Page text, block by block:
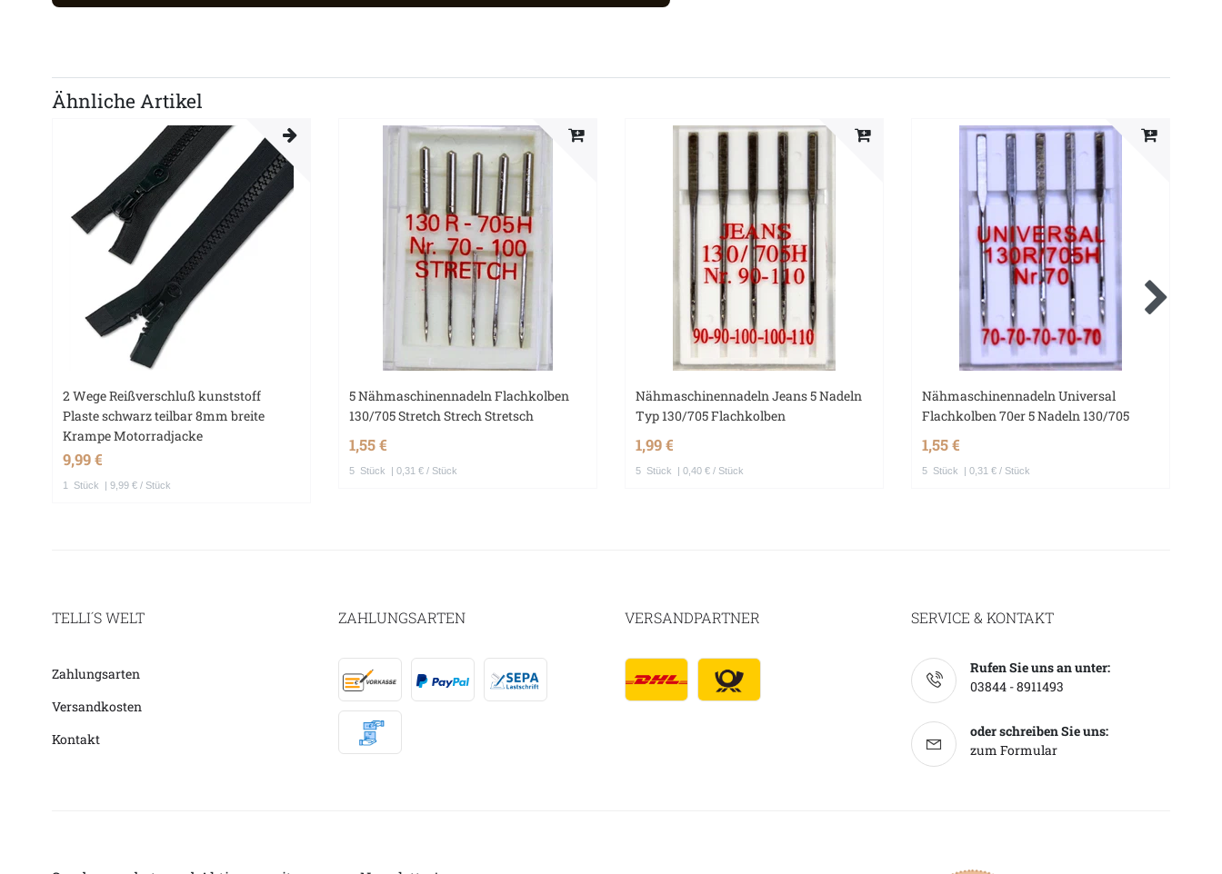
Ähnliche Artikel
2 Wege Reißverschluß kunststoff
Plaste schwarz teilbar 8mm breite
Krampe Motorradjacke
9,99 €
1 Stück | 9,99 € / Stück
5 Nähmaschinennadeln Flachkolben
130/705 Stretch Strech Stretsch
1,55 €
5 Stück | 0,31 € / Stück
Nähmaschinennadeln Jeans 5 Nadeln
Typ 130/705 Flachkolben
1,99 €
5 Stück | 0,40 € / Stück
Nähmaschinennadeln Universal
Flachkolben 70er 5 Nadeln 130/705
1,55 €
5 Stück | 0,31 € / Stück
TELLI´S WELT
Zahlungsarten
Versandkosten
Kontakt
ZAHLUNGSARTEN VERSANDPARTNER SERVICE & KONTAKT
Rufen Sie uns an unter:
03844 - 8911493
oder schreiben Sie uns:
zum Formular